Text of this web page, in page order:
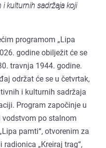
i kulturnih sadržaja koji
programom „Lipa
godine obilježit će se
travnja 1944. godine.
održat će se u četvrtak,
i kulturnih sadržaja
Program započinje u
vodstvom po stalnom
pamti“, otvorenim za
„Kreiraj trag“,